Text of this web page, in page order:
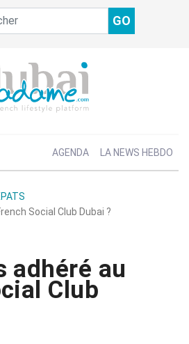
GO
AGENDA LA NEWS HEBDO
Social Club Dubai ?
adhéré au
Club